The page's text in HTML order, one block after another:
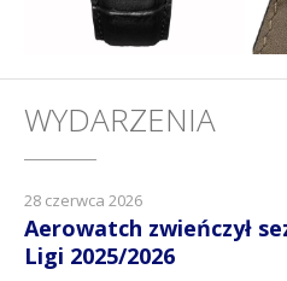
WYDARZENIA
28 czerwca 2026
Aerowatch zwieńczył
Ligi 2025/2026